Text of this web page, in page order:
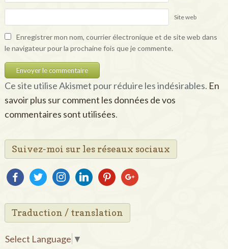
Site web
Enregistrer mon nom, courrier électronique et de site web dans
le navigateur pour la prochaine fois que je commente.
Ce site utilise Akismet pour réduire les indésirables. En
savoir plus sur comment les données de vos
commentaires sont utilisées.
Suivez-moi sur les réseaux sociaux
facebooktwitterinstagram
linkedinpinterest
google
Traduction / translation
Select Language ▼